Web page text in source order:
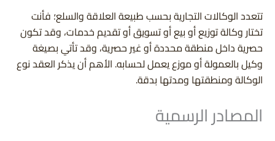
تتعدد الوكالات التجارية بحسب طبيعة العلاقة والسلع؛ فأنت
تختار وكالة توزيع أو بيع أو تسويق أو تقديم خدمات، وقد تكون
حصرية داخل منطقة محددة أو غير حصرية، وقد تأتي بصيغة
وكيل بالعمولة أو موزع يعمل لحسابه. الأهم أن يذكر العقد نوع
الوكالة ومنطقتها ومدتها بدقة.
المصادر الرسمية